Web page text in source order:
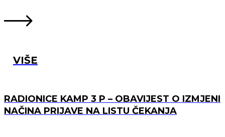
VIŠE
RADIONICE KAMP 3 P – OBAVIJEST O IZMJENI
NAČINA PRIJAVE NA LISTU ČEKANJA